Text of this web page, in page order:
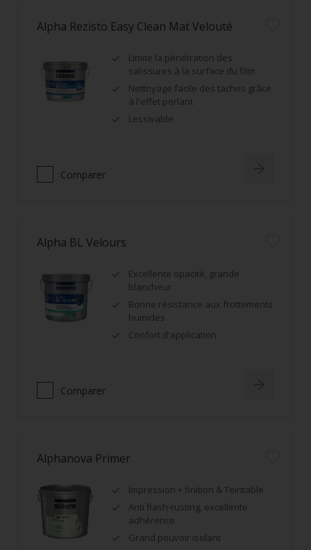
Alpha Rezisto Easy Clean Mat Velouté
Limite la pénétration des
salissures à la surface du film
Nettoyage facile des taches grâce
à l'effet perlant
Lessivable
Comparer
Alpha BL Velours
Excellente opacité, grande
blancheur
Bonne résistance aux frottements
humides
Confort d'application
Comparer
Alphanova Primer
Impression + finition & Teintable
Anti flash-rusting, excellente
adhérence
Grand pouvoir isolant